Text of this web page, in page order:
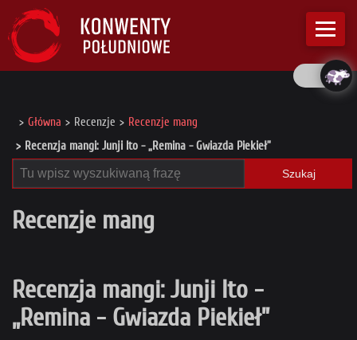
Główna Recenzje
Recenzje mang
Recenzja mangi: Junji Ito - „Remina - Gwiazda Piekieł”
Szukaj
Recenzje mang
Recenzja mangi: Junji Ito -
„Remina - Gwiazda Piekieł”